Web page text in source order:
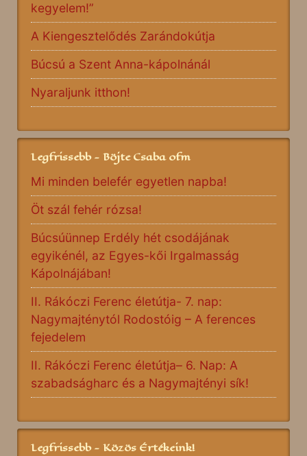
kegyelem!”
A Kiengesztelődés Zarándokútja
Búcsú a Szent Anna-kápolnánál
Nyaraljunk itthon!
Legfrissebb - Böjte Csaba ofm
Mi minden belefér egyetlen napba!
Öt szál fehér rózsa!
Búcsúünnep Erdély hét csodájának
egyikénél, az Egyes-kői Irgalmasság
Kápolnájában!
II. Rákóczi Ferenc életútja- 7. nap:
Nagymajténytól Rodostóig – A ferences
fejedelem
II. Rákóczi Ferenc életútja– 6. Nap: A
szabadságharc és a Nagymajtényi sík!
Legfrissebb - Közös Értékeink!